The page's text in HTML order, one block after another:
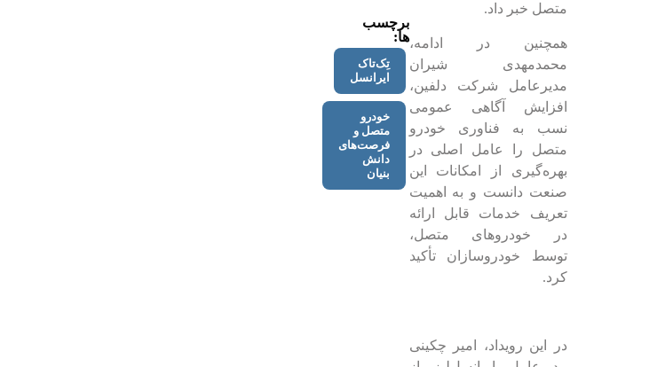
متصل خبر داد.
همچنین در ادامه،
محمدمهدی شیران
مدیرعامل شرکت دلفین،
افزایش آگاهی عمومی
نسب به فناوری خودرو
متصل را عامل اصلی در
بهره‌گیری از امکانات این
صنعت دانست و به اهمیت
تعریف خدمات قابل ارائه
در خودروهای متصل،
توسط خودروسازان تأکید
کرد.
در این رویداد، امیر چکینی
برچسب
ها:
تِک‌تاک
ایرانسل
خودرو
متصل و
فرصت‌های
دانش
بنیان